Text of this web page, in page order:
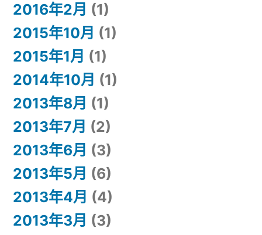
2016年2月 (1)
2015年10月 (1)
2015年1月 (1)
2014年10月 (1)
2013年8月 (1)
2013年7月 (2)
2013年6月 (3)
2013年5月 (6)
2013年4月 (4)
2013年3月 (3)